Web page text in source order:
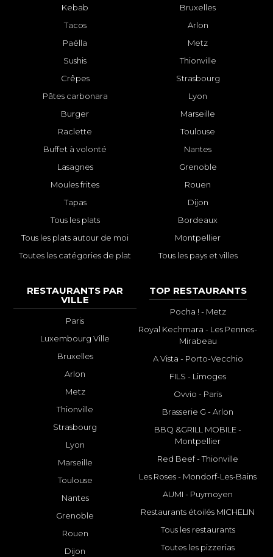
Kebab
Tacos
Paëlla
Sushis
Crêpes
Pâtes carbonara
Burger
Raclette
Buffet à volonté
Lasagnes
Moules frites
Tapas
Tous les plats
Tous les plats autour de moi
Toutes les catégories de plat
Bruxelles
Arlon
Metz
Thionville
Strasbourg
Lyon
Marseille
Toulouse
Nantes
Grenoble
Rouen
Dijon
Bordeaux
Montpellier
Tous les pays et villes
RESTAURANTS PAR
VILLE
Paris
Luxembourg Ville
Bruxelles
Arlon
Metz
Thionville
Strasbourg
Lyon
Marseille
Toulouse
Nantes
Grenoble
Rouen
Dijon
TOP RESTAURANTS
Pocha ! - Metz
Royal Kechmara - Les Pennes-
Mirabeau
A Vista - Porto-Vecchio
FILS - Limoges
Ovvio - Paris
Brasserie G - Arlon
BBQ &GRILL MOBILE -
Montpellier
Red Beef - Thionville
Les Roses - Mondorf-Les-Bains
AUMI - Puymoyen
Restaurants étoilés MICHELIN
Tous les restaurants
Toutes les pizzerias